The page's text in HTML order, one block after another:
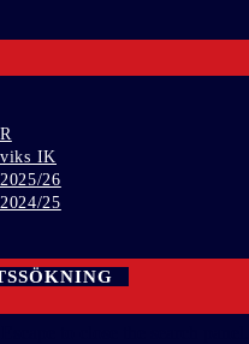
IK
26
25